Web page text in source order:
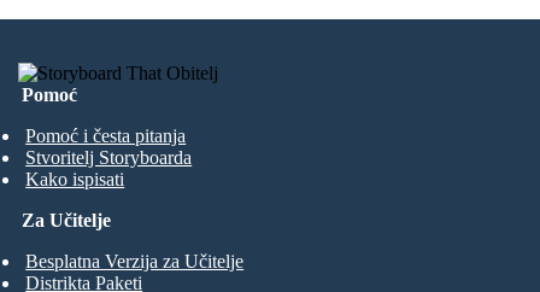
Pomoć
Pomoć i česta pitanja
Stvoritelj Storyboarda
Kako ispisati
Za Učitelje
Besplatna Verzija za Učitelje
Distrikta Paketi